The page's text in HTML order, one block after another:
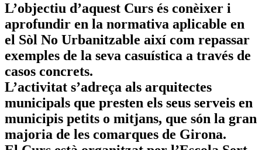
L’objectiu d’aquest Curs és conèixer i
aprofundir en la normativa aplicable en
el Sòl No Urbanitzable així com repassar
exemples de la seva casuística a través de
casos concrets.
L’activitat s’adreça als arquitectes
municipals que presten els seus serveis en
municipis petits o mitjans, que són la gran
majoria de les comarques de Girona.